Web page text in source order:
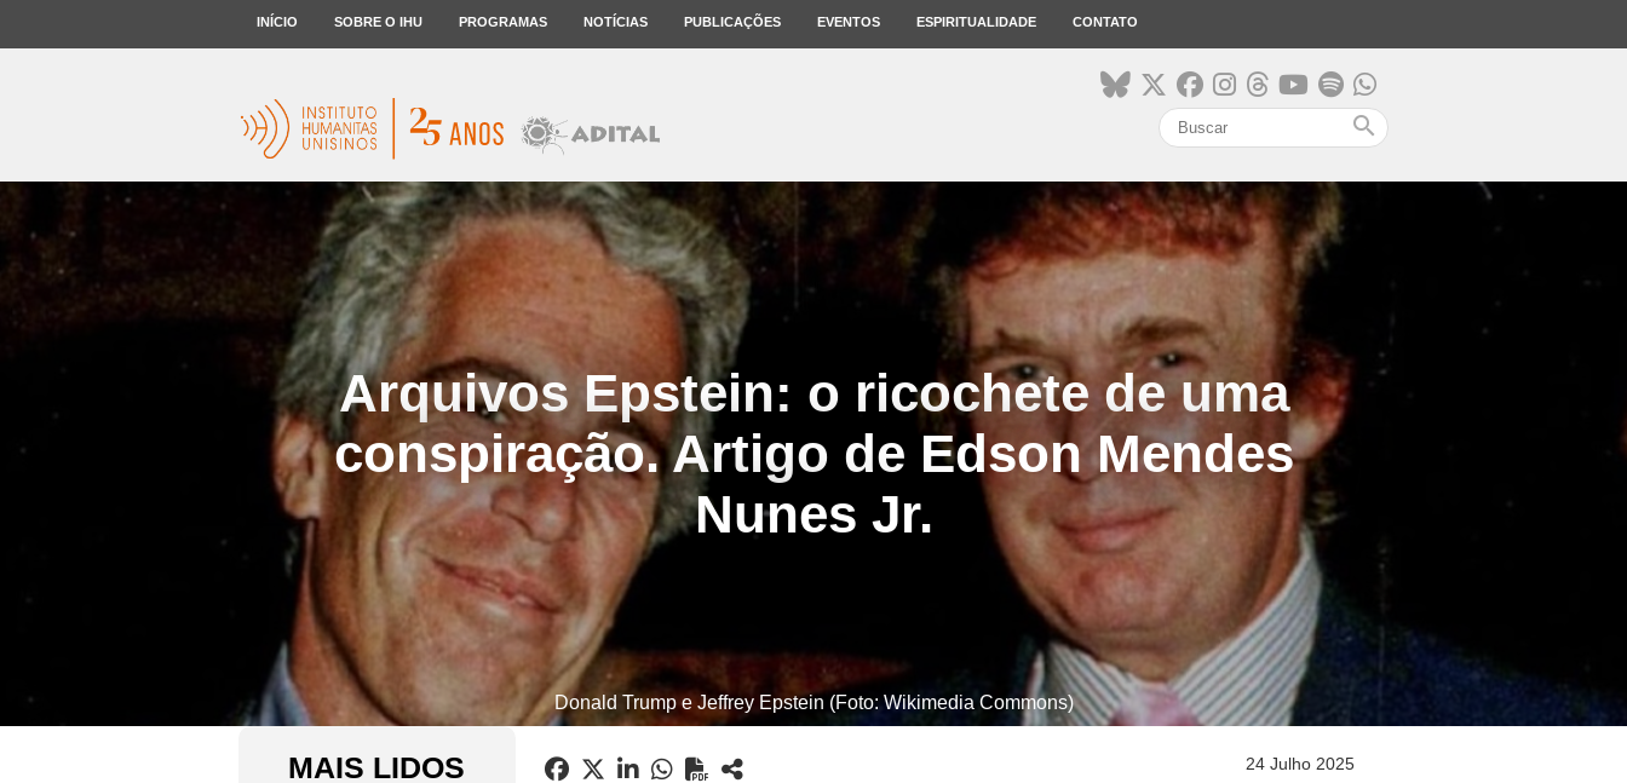
INÍCIO SOBRE O IHU PROGRAMAS NOTÍCIAS PUBLICAÇÕES EVENTOS ESPIRITUALIDADE CONTATO
search
Arquivos Epstein: o ricochete de uma
conspiração. Artigo de Edson Mendes
Nunes Jr.
Donald Trump e Jeffrey Epstein (Foto: Wikimedia Commons)
MAIS LIDOS 24 Julho 2025